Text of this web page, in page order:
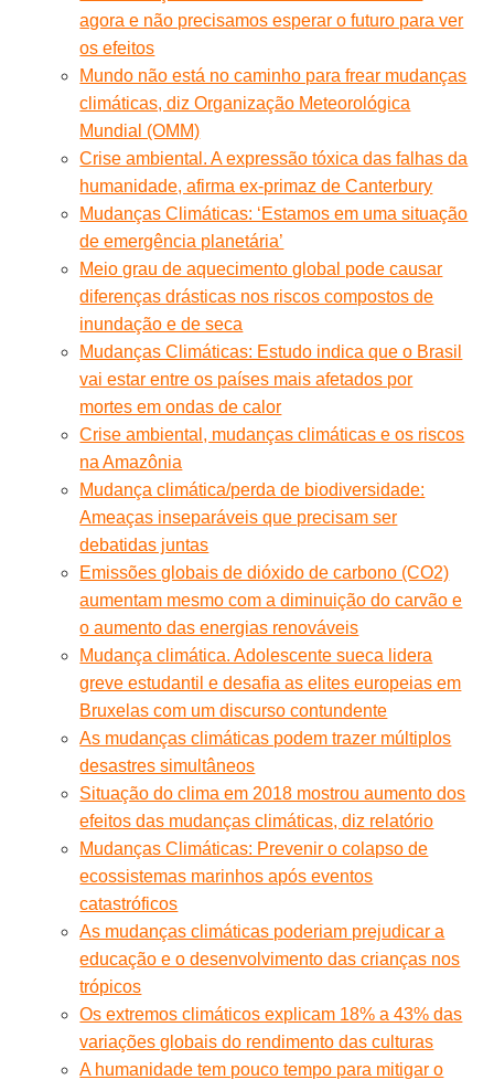
agora e não precisamos esperar o futuro para ver
os efeitos
Mundo não está no caminho para frear mudanças
climáticas, diz Organização Meteorológica
Mundial (OMM)
Crise ambiental. A expressão tóxica das falhas da
humanidade, afirma ex-primaz de Canterbury
Mudanças Climáticas: ‘Estamos em uma situação
de emergência planetária’
Meio grau de aquecimento global pode causar
diferenças drásticas nos riscos compostos de
inundação e de seca
Mudanças Climáticas: Estudo indica que o Brasil
vai estar entre os países mais afetados por
mortes em ondas de calor
Crise ambiental, mudanças climáticas e os riscos
na Amazônia
Mudança climática/perda de biodiversidade:
Ameaças inseparáveis que precisam ser
debatidas juntas
Emissões globais de dióxido de carbono (CO2)
aumentam mesmo com a diminuição do carvão e
o aumento das energias renováveis
Mudança climática. Adolescente sueca lidera
greve estudantil e desafia as elites europeias em
Bruxelas com um discurso contundente
As mudanças climáticas podem trazer múltiplos
desastres simultâneos
Situação do clima em 2018 mostrou aumento dos
efeitos das mudanças climáticas, diz relatório
Mudanças Climáticas: Prevenir o colapso de
ecossistemas marinhos após eventos
catastróficos
As mudanças climáticas poderiam prejudicar a
educação e o desenvolvimento das crianças nos
trópicos
Os extremos climáticos explicam 18% a 43% das
variações globais do rendimento das culturas
A humanidade tem pouco tempo para mitigar o